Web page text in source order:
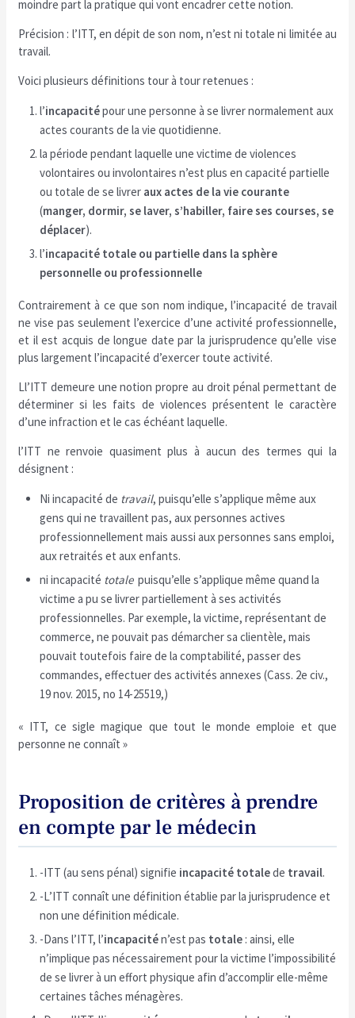
moindre part la pratique qui vont encadrer cette notion.
Précision : l’ITT, en dépit de son nom, n’est ni totale ni limitée au
travail.
Voici plusieurs définitions tour à tour retenues :
l’incapacitépour une personne à se livrer normalement aux
actes courants de la vie quotidienne.
la période pendant laquelle une victime de violences
volontaires ou involontaires n’est plus en capacité partielle
ou totale de se livrer aux actes de la vie courante
(manger, dormir, se laver, s’habiller, faire ses courses, se
déplacer).
l’incapacité totale ou partielle dans la sphère
personnelle ou professionnelle
Contrairement à ce que son nom indique, l’incapacité de travail
ne vise pas seulement l’exercice d’une activité professionnelle,
et il est acquis de longue date par la jurisprudence qu’elle vise
plus largement l’incapacité d’exercer toute activité.
Ll’ITT demeure une notion propre au droit pénal permettant de
déterminer si les faits de violences présentent le caractère
d’une infraction et le cas échéant laquelle.
l’ITT ne renvoie quasiment plus à aucun des termes qui la
désignent :
Ni incapacité de travail, puisqu’elle s’applique même aux
gens qui ne travaillent pas, aux personnes actives
professionnellement mais aussi aux personnes sans emploi,
aux retraités et aux enfants.
ni incapacité totalepuisqu’elle s’applique même quand la
victime a pu se livrer partiellement à ses activités
professionnelles. Par exemple, la victime, représentant de
commerce, ne pouvait pas démarcher sa clientèle, mais
pouvait toutefois faire de la comptabilité, passer des
commandes, effectuer des activités annexes (Cass. 2e civ.,
19 nov. 2015, no 14-25519,)
« ITT, ce sigle magique que tout le monde emploie et que
personne ne connaît »
Proposition de critères à prendre
en compte par le médecin
-ITT (au sens pénal) signifie incapacité totalede travail.
-L’ITT connaît une définition établie par la jurisprudence et
non une définition médicale.
-Dans l’ITT, l’incapacitén’est pas totale : ainsi, elle
n’implique pas nécessairement pour la victime l’impossibilité
de se livrer à un effort physique afin d’accomplir elle-même
certaines tâches ménagères.